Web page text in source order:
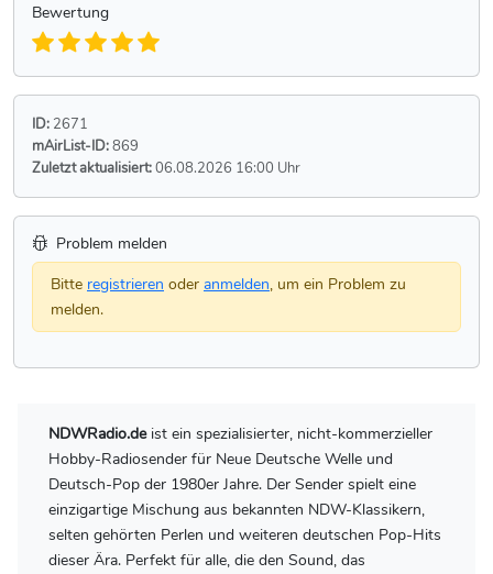
Bewertung
ID: 2671
mAirList-ID:869
Zuletzt aktualisiert:06.08.2026 16:00 Uhr
Problem melden
Bitte registrieren oder anmelden, um ein Problem zu
melden.
NDWRadio.deist ein spezialisierter, nicht-kommerzieller
Hobby-Radiosender für Neue Deutsche Welle und
Deutsch-Pop der 1980er Jahre. Der Sender spielt eine
einzigartige Mischung aus bekannten NDW-Klassikern,
selten gehörten Perlen und weiteren deutschen Pop-Hits
dieser Ära. Perfekt für alle, die den Sound, das